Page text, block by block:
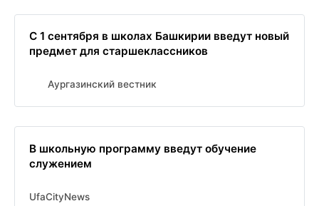
С 1 сентября в школах Башкирии введут новый
предмет для старшеклассников
Аургазинский вестник
В школьную программу введут обучение
служением
UfaCityNews